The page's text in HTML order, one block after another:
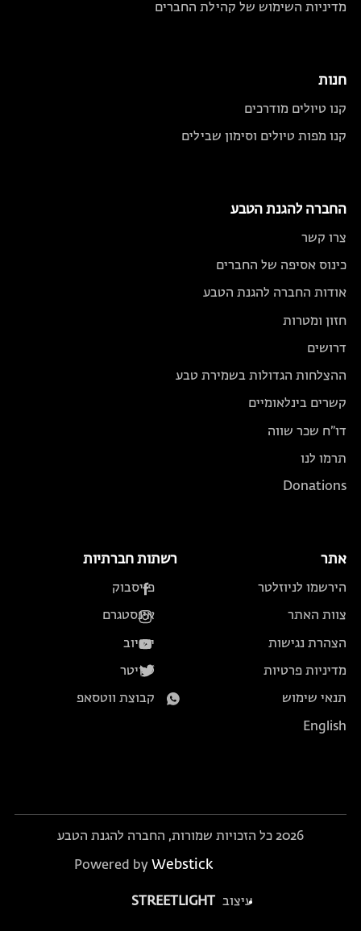
מדיניות השימוש של קהילת החברים
חנות
קנו טיולים מודרכים
קנו מפות טיולים וסימון שבילים
החברה להגנת הטבע
צרו קשר
כינוס אסיפה של החברים
אודות החברה להגנת הטבע
חזון ומטרות
דרושים
ההצלחות הגדולות בשמירת טבע
קשרים בינלאומיים
דו״ח שכר שווה
תרמו לנו
Donations
אתר
הירשמו לניוזלטר
צוות האתר
הצהרת נגישות
מדיניות פרטיות
תנאי שימוש
English
רשתות חברתיות
פייסבוק
אינסטגרם
יוטיוב
טוויטר
קבוצת ווטסאפ
2026 כל הזכויות שמורות, החברה להגנת הטבע
Powered by Webstick
עיצוב STREETLIGHT